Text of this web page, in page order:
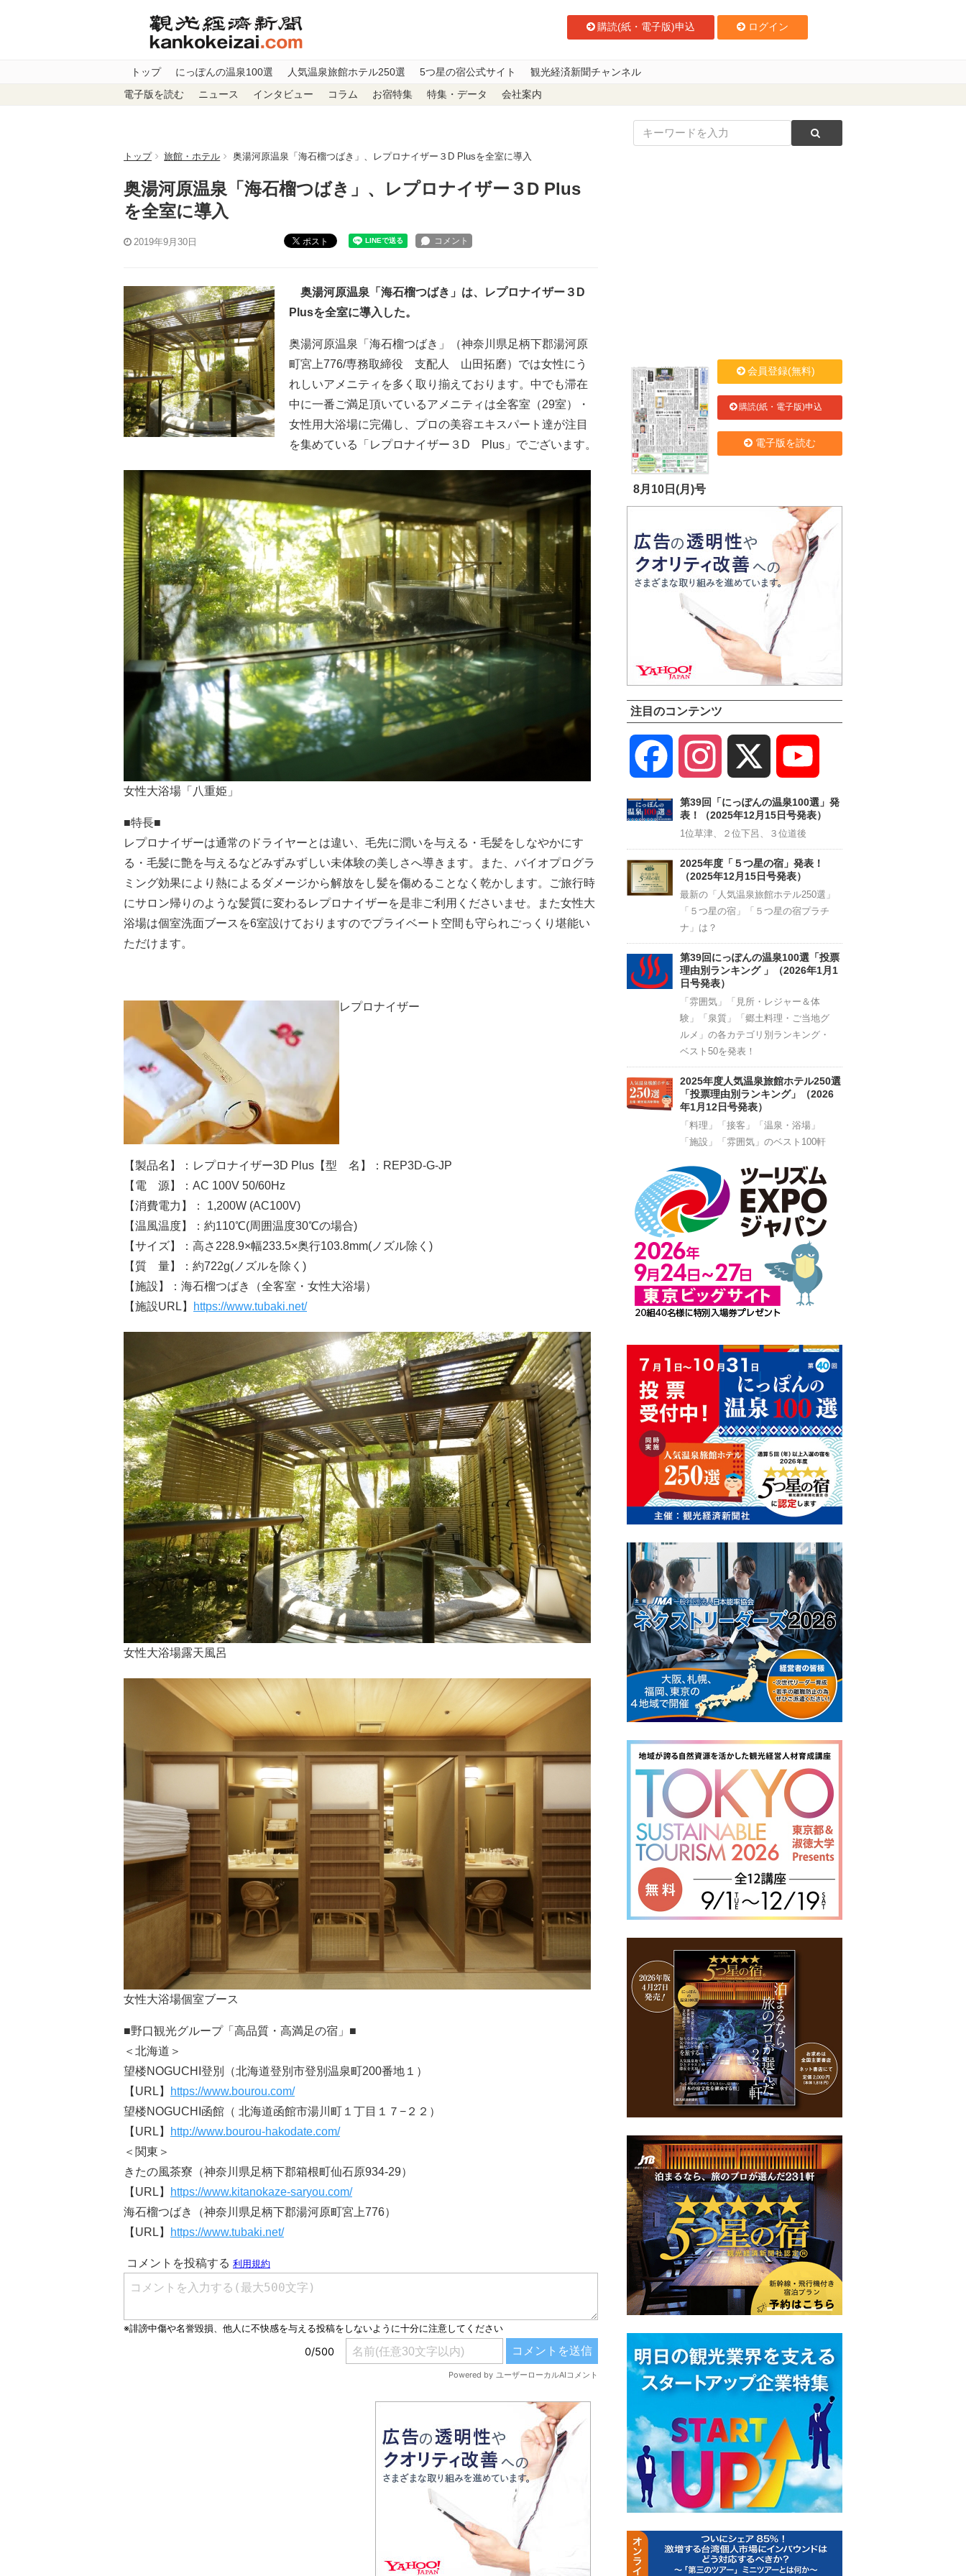
購読(紙・電子版)申込 ログイン
トップ にっぽんの温泉100選 人気温泉旅館ホテル250選 5つ星の宿公式サイト 観光経済新聞チャンネル
電子版を読む ニュース インタビュー コラム お宿特集 特集・データ 会社案内
トップ 旅館・ホテル 奥湯河原温泉「海石榴つばき」、レプロナイザー３D Plusを全室に導入
奥湯河原温泉「海石榴つばき」、レプロナイザー３D Plus
を全室に導入
2019年9月30日 ポスト
奥湯河原温泉「海石榴つばき」は、レプロナイザー３D
Plusを全室に導入した。
奥湯河原温泉「海石榴つばき」（神奈川県足柄下郡湯河原
町宮上776/専務取締役 支配人 山田拓磨）では女性にう
れしいアメニティを多く取り揃えております。中でも滞在
中に一番ご満足頂いているアメニティは全客室（29室）・
女性用大浴場に完備し、プロの美容エキスパート達が注目
を集めている「レプロナイザー３D Plus」でございます。
女性大浴場「八重姫」
■特長■
レプロナイザーは通常のドライヤーとは違い、毛先に潤いを与える・毛髪をしなやかにす
る・毛髪に艶を与えるなどみずみずしい未体験の美しさへ導きます。また、バイオプログラ
ミング効果により熱によるダメージから解放をし髪を傷めることなく乾かします。ご旅行時
にサロン帰りのような髪質に変わるレプロナイザーを是非ご利用くださいませ。また女性大
浴場は個室洗面ブースを6室設けておりますのでプライベート空間も守られごっくり堪能い
ただけます。
レプロナイザー
【製品名】：レプロナイザー3D Plus【型 名】：REP3D-G-JP
【電 源】：AC 100V 50/60Hz
【消費電力】： 1,200W (AC100V)
【温風温度】：約110℃(周囲温度30℃の場合)
【サイズ】：高さ228.9×幅233.5×奥行103.8mm(ノズル除く)
【質 量】：約722g(ノズルを除く)
【施設】：海石榴つばき（全客室・女性大浴場）
【施設URL】
https://www.tubaki.net/
女性大浴場露天風呂
女性大浴場個室ブース
■野口観光グループ「高品質・高満足の宿」■
＜北海道＞
望楼NOGUCHI登別（北海道登別市登別温泉町200番地１）
【URL】
https://www.bourou.com/
望楼NOGUCHI函館（ 北海道函館市湯川町１丁目１７−２２）
【URL】
http://www.bourou-hakodate.com/
＜関東＞
きたの風茶寮（神奈川県足柄下郡箱根町仙石原934-29）
【URL】
https://www.kitanokaze-saryou.com/
海石榴つばき（神奈川県足柄下郡湯河原町宮上776）
【URL】
https://www.tubaki.net/
8月10日(月)号
会員登録(無料)
購読(紙・電子版)申込
電子版を読む
注目のコンテンツ
Facebook Instagram
Channel
第39回「にっぽんの温泉100選」発
表！（2025年12月15日号発表）
1位草津、２位下呂、３位道後
2025年度「５つ星の宿」発表！
（2025年12月15日号発表）
最新の「人気温泉旅館ホテル250選」
「５つ星の宿」「５つ星の宿プラチ
ナ」は？
第39回にっぽんの温泉100選「投票
理由別ランキング 」（2026年1月1
日号発表）
「雰囲気」「見所・レジャー＆体
験」「泉質」「郷土料理・ご当地グ
ルメ」の各カテゴリ別ランキング・
ベスト50を発表！
2025年度人気温泉旅館ホテル250選
「投票理由別ランキング」（2026
年1月12日号発表）
「料理」「接客」「温泉・浴場」
「施設」「雰囲気」のベスト100軒